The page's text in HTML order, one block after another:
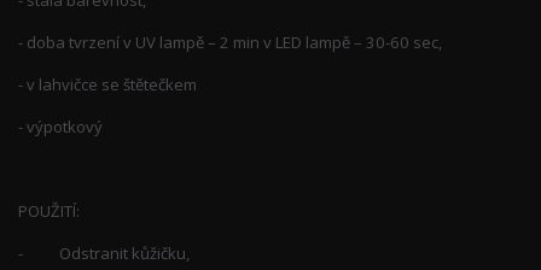
- doba tvrzení v UV lampě – 2 min v LED lampě – 30-60 sec,
- v lahvičce se štětečkem
- výpotkový
POUŽITÍ:
- Odstranit kůžičku,